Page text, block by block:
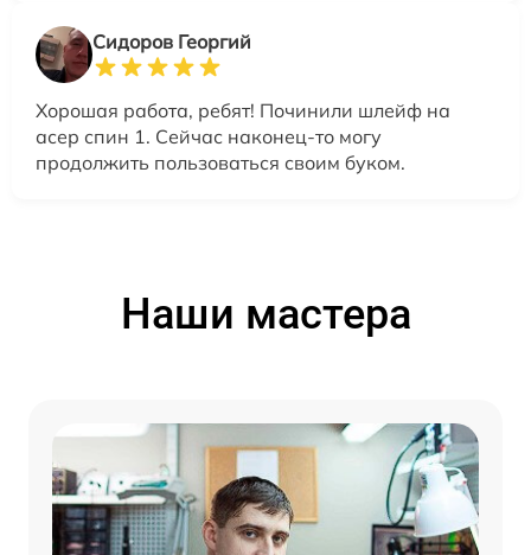
Сидоров Георгий
Хорошая работа, ребят! Починили шлейф на
асер спин 1. Сейчас наконец-то могу
продолжить пользоваться своим буком.
Наши мастера